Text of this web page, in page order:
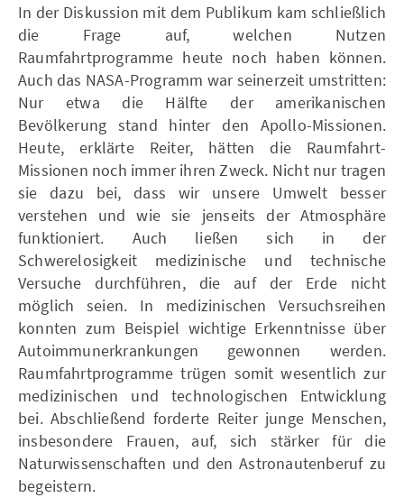
In der Diskussion mit dem Publikum kam schließlich
die Frage auf, welchen Nutzen
Raumfahrtprogramme heute noch haben können.
Auch das NASA-Programm war seinerzeit umstritten:
Nur etwa die Hälfte der amerikanischen
Bevölkerung stand hinter den Apollo-Missionen.
Heute, erklärte Reiter, hätten die Raumfahrt-
Missionen noch immer ihren Zweck. Nicht nur tragen
sie dazu bei, dass wir unsere Umwelt besser
verstehen und wie sie jenseits der Atmosphäre
funktioniert. Auch ließen sich in der
Schwerelosigkeit medizinische und technische
Versuche durchführen, die auf der Erde nicht
möglich seien. In medizinischen Versuchsreihen
konnten zum Beispiel wichtige Erkenntnisse über
Autoimmunerkrankungen gewonnen werden.
Raumfahrtprogramme trügen somit wesentlich zur
medizinischen und technologischen Entwicklung
bei. Abschließend forderte Reiter junge Menschen,
insbesondere Frauen, auf, sich stärker für die
Naturwissenschaften und den Astronautenberuf zu
begeistern.